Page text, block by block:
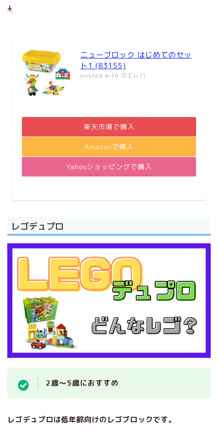
↓
ニューブロック はじめてのセッ
ト1 (83155)
posted with カエレバ
楽天市場で購入
Amazonで購入
Yahooショッピングで購入
レゴデュプロ
2歳～5歳におすすめ
レゴデュプロは低年齢向けのレゴブロックです。